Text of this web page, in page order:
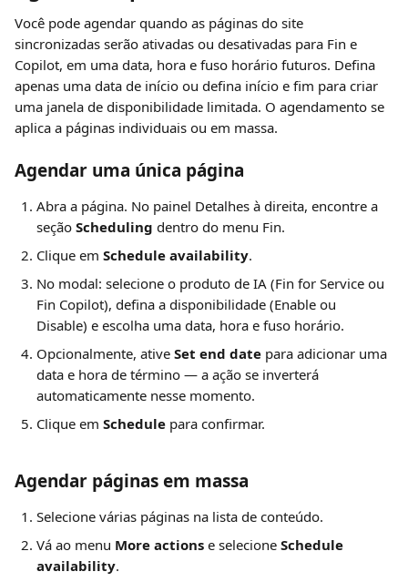
Você pode agendar quando as páginas do site
sincronizadas serão ativadas ou desativadas para Fin e
Copilot, em uma data, hora e fuso horário futuros. Defina
apenas uma data de início ou defina início e fim para criar
uma janela de disponibilidade limitada. O agendamento se
aplica a páginas individuais ou em massa.
Agendar uma única página
Abra a página. No painel Detalhes à direita, encontre a
seção Scheduling dentro do menu Fin.
Clique em Schedule availability.
No modal: selecione o produto de IA (Fin for Service ou
Fin Copilot), defina a disponibilidade (Enable ou
Disable) e escolha uma data, hora e fuso horário.
Opcionalmente, ative Set end date para adicionar uma
data e hora de término — a ação se inverterá
automaticamente nesse momento.
Clique em Schedule para confirmar.
Agendar páginas em massa
Selecione várias páginas na lista de conteúdo.
Vá ao menu More actions e selecione Schedule
availability.